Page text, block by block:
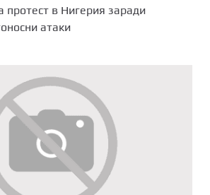
в Нигерия заради
атаки